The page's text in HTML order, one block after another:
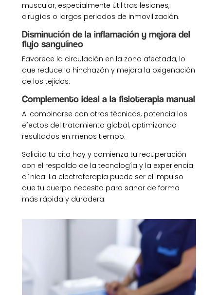
muscular, especialmente útil tras lesiones,
cirugías o largos periodos de inmovilización.
Disminución de la inflamación y mejora del
flujo sanguíneo
Favorece la circulación en la zona afectada, lo
que reduce la hinchazón y mejora la oxigenación
de los tejidos.
Complemento ideal a la fisioterapia manual
Al combinarse con otras técnicas, potencia los
efectos del tratamiento global, optimizando
resultados en menos tiempo.
Solicita tu cita hoy y comienza tu recuperación
con el respaldo de la tecnología y la experiencia
clínica. La electroterapia puede ser el impulso
que tu cuerpo necesita para sanar de forma
más rápida y duradera.